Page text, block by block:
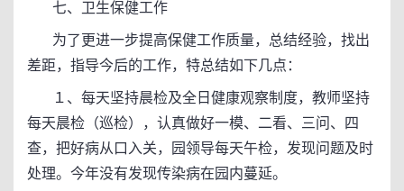
七、卫生保健工作
为了更进一步提高保健工作质量，总结经验，找出
差距，指导今后的工作，特总结如下几点：
１、每天坚持晨检及全日健康观察制度，教师坚持
每天晨检（巡检），认真做好一模、二看、三问、四
查，把好病从口入关，园领导每天午检，发现问题及时
处理。今年没有发现传染病在园内蔓延。